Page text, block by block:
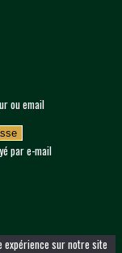
ou email
par e-mail
expérience sur notre site